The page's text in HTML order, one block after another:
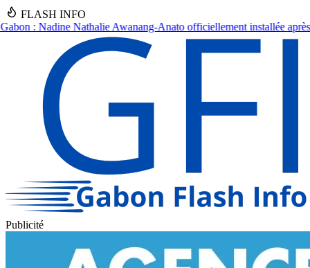
FLASH INFO
Anato officiellement installée après un an d'intérim●Drame à
Publicité